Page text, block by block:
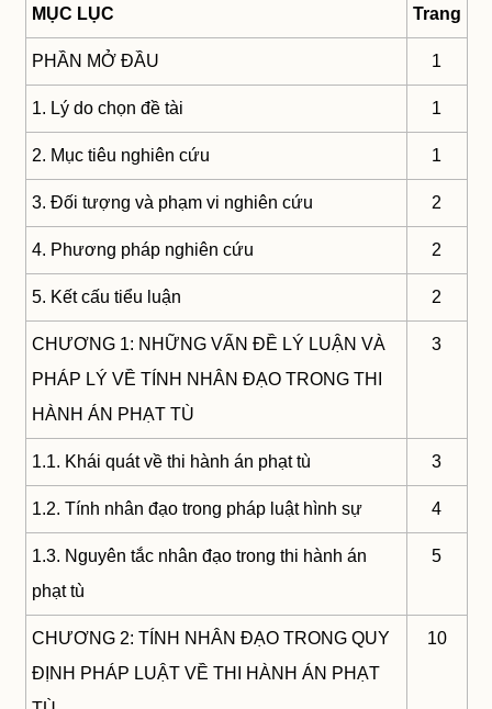
MỤC LỤC Trang
PHẦN MỞ ĐẦU 1
1. Lý do chọn đề tài 1
2. Mục tiêu nghiên cứu 1
3. Đối tượng và phạm vi nghiên cứu 2
4. Phương pháp nghiên cứu 2
5. Kết cấu tiểu luận 2
CHƯƠNG 1: NHỮNG VẤN ĐỀ LÝ LUẬN VÀ
PHÁP LÝ VỀ TÍNH NHÂN ĐẠO TRONG THI
HÀNH ÁN PHẠT TÙ
3
1.1. Khái quát về thi hành án phạt tù 3
1.2. Tính nhân đạo trong pháp luật hình sự 4
1.3. Nguyên tắc nhân đạo trong thi hành án
phạt tù
5
CHƯƠNG 2: TÍNH NHÂN ĐẠO TRONG QUY
ĐỊNH PHÁP LUẬT VỀ THI HÀNH ÁN PHẠT
10